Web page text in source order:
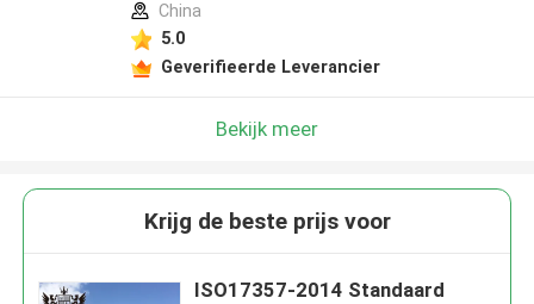
China
5.0
Geverifieerde Leverancier
Bekijk meer
Krijg de beste prijs voor
ISO17357-2014 Standaard